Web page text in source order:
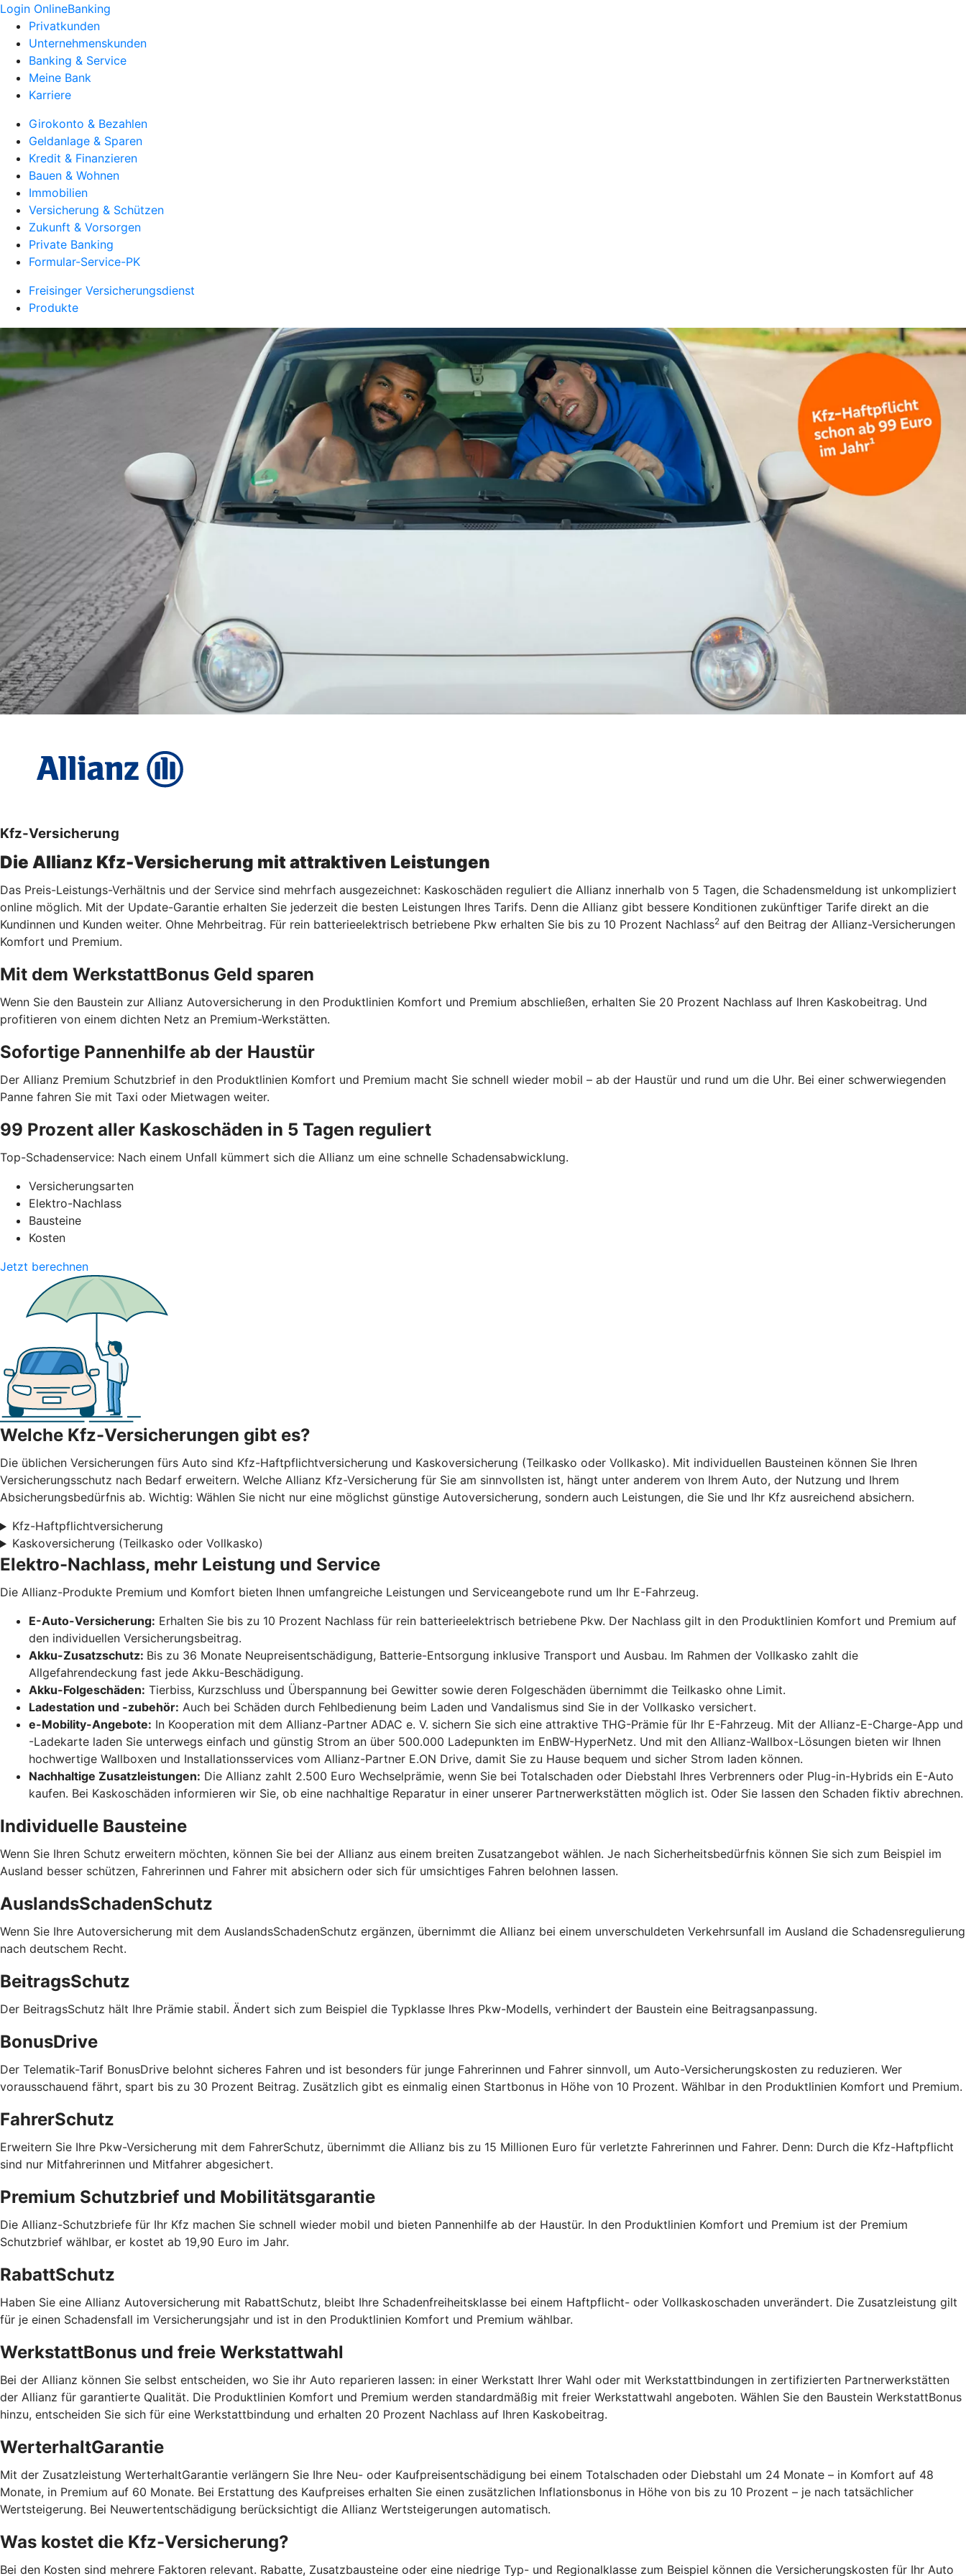
Login OnlineBanking
Privatkunden
Unternehmenskunden
Banking & Service
Meine Bank
Karriere
Girokonto & Bezahlen
Geldanlage & Sparen
Kredit & Finanzieren
Bauen & Wohnen
Immobilien
Versicherung & Schützen
Zukunft & Vorsorgen
Private Banking
Formular-Service-PK
Freisinger Versicherungsdienst
Produkte
Kfz-Versicherung
Die Allianz Kfz-Versicherung mit attraktiven Leistungen
Das Preis-Leistungs-Verhältnis und der Service sind mehrfach ausgezeichnet: Kaskoschäden reguliert die Allianz innerhalb von 5 Tagen, die Schadensmeldung ist unkompliziert
online möglich. Mit der Update-Garantie erhalten Sie jederzeit die besten Leistungen Ihres Tarifs. Denn die Allianz gibt bessere Konditionen zukünftiger Tarife direkt an die
Kundinnen und Kunden weiter. Ohne Mehrbeitrag. Für rein batterieelektrisch betriebene Pkw erhalten Sie bis zu 10 Prozent Nachlass2 auf den Beitrag der Allianz-Versicherungen
Komfort und Premium.
Mit dem WerkstattBonus Geld sparen
Wenn Sie den Baustein zur Allianz Autoversicherung in den Produktlinien Komfort und Premium abschließen, erhalten Sie 20 Prozent Nachlass auf Ihren Kaskobeitrag. Und
profitieren von einem dichten Netz an Premium-Werkstätten.
Sofortige Pannenhilfe ab der Haustür
Der Allianz Premium Schutzbrief in den Produktlinien Komfort und Premium macht Sie schnell wieder mobil – ab der Haustür und rund um die Uhr. Bei einer schwerwiegenden
Panne fahren Sie mit Taxi oder Mietwagen weiter.
99 Prozent aller Kaskoschäden in 5 Tagen reguliert
Top-Schadenservice: Nach einem Unfall kümmert sich die Allianz um eine schnelle Schadensabwicklung.
Versicherungsarten
Elektro-Nachlass
Bausteine
Kosten
Jetzt berechnen
Welche Kfz-Versicherungen gibt es?
Die üblichen Versicherungen fürs Auto sind Kfz-Haftpflichtversicherung und Kaskoversicherung (Teilkasko oder Vollkasko). Mit individuellen Bausteinen können Sie Ihren
Versicherungsschutz nach Bedarf erweitern. Welche Allianz Kfz-Versicherung für Sie am sinnvollsten ist, hängt unter anderem von Ihrem Auto, der Nutzung und Ihrem
Absicherungsbedürfnis ab. Wichtig: Wählen Sie nicht nur eine möglichst günstige Autoversicherung, sondern auch Leistungen, die Sie und Ihr Kfz ausreichend absichern.
Kfz-Haftpflichtversicherung
Kaskoversicherung (Teilkasko oder Vollkasko)
Elektro-Nachlass, mehr Leistung und Service
Die Allianz-Produkte Premium und Komfort bieten Ihnen umfangreiche Leistungen und Serviceangebote rund um Ihr E-Fahrzeug.
E-Auto-Versicherung: Erhalten Sie bis zu 10 Prozent Nachlass für rein batterieelektrisch betriebene Pkw. Der Nachlass gilt in den Produktlinien Komfort und Premium auf
den individuellen Versicherungsbeitrag.
Akku-Zusatzschutz: Bis zu 36 Monate Neupreisentschädigung, Batterie-Entsorgung inklusive Transport und Ausbau. Im Rahmen der Vollkasko zahlt die
Allgefahrendeckung fast jede Akku-Beschädigung.
Akku-Folgeschäden: Tierbiss, Kurzschluss und Überspannung bei Gewitter sowie deren Folgeschäden übernimmt die Teilkasko ohne Limit.
Ladestation und -zubehör: Auch bei Schäden durch Fehlbedienung beim Laden und Vandalismus sind Sie in der Vollkasko versichert.
e-Mobility-Angebote: In Kooperation mit dem Allianz-Partner ADAC e. V. sichern Sie sich eine attraktive THG-Prämie für Ihr E-Fahrzeug. Mit der Allianz-E-Charge-App und
-Ladekarte laden Sie unterwegs einfach und günstig Strom an über 500.000 Ladepunkten im EnBW-HyperNetz. Und mit den Allianz-Wallbox-Lösungen bieten wir Ihnen
hochwertige Wallboxen und Installationsservices vom Allianz-Partner E.ON Drive, damit Sie zu Hause bequem und sicher Strom laden können.
Nachhaltige Zusatzleistungen: Die Allianz zahlt 2.500 Euro Wechselprämie, wenn Sie bei Totalschaden oder Diebstahl Ihres Verbrenners oder Plug-in-Hybrids ein E-Auto
kaufen. Bei Kaskoschäden informieren wir Sie, ob eine nachhaltige Reparatur in einer unserer Partnerwerkstätten möglich ist. Oder Sie lassen den Schaden fiktiv abrechnen.
Individuelle Bausteine
Wenn Sie Ihren Schutz erweitern möchten, können Sie bei der Allianz aus einem breiten Zusatzangebot wählen. Je nach Sicherheitsbedürfnis können Sie sich zum Beispiel im
Ausland besser schützen, Fahrerinnen und Fahrer mit absichern oder sich für umsichtiges Fahren belohnen lassen.
AuslandsSchadenSchutz
Wenn Sie Ihre Autoversicherung mit dem AuslandsSchadenSchutz ergänzen, übernimmt die Allianz bei einem unverschuldeten Verkehrsunfall im Ausland die Schadensregulierung
nach deutschem Recht.
BeitragsSchutz
Der BeitragsSchutz hält Ihre Prämie stabil. Ändert sich zum Beispiel die Typklasse Ihres Pkw-Modells, verhindert der Baustein eine Beitragsanpassung.
BonusDrive
Der Telematik-Tarif BonusDrive belohnt sicheres Fahren und ist besonders für junge Fahrerinnen und Fahrer sinnvoll, um Auto-Versicherungskosten zu reduzieren. Wer
vorausschauend fährt, spart bis zu 30 Prozent Beitrag. Zusätzlich gibt es einmalig einen Startbonus in Höhe von 10 Prozent. Wählbar in den Produktlinien Komfort und Premium.
FahrerSchutz
Erweitern Sie Ihre Pkw-Versicherung mit dem FahrerSchutz, übernimmt die Allianz bis zu 15 Millionen Euro für verletzte Fahrerinnen und Fahrer. Denn: Durch die Kfz-Haftpflicht
sind nur Mitfahrerinnen und Mitfahrer abgesichert.
Premium Schutzbrief und Mobilitätsgarantie
Die Allianz-Schutzbriefe für Ihr Kfz machen Sie schnell wieder mobil und bieten Pannenhilfe ab der Haustür. In den Produktlinien Komfort und Premium ist der Premium
Schutzbrief wählbar, er kostet ab 19,90 Euro im Jahr.
RabattSchutz
Haben Sie eine Allianz Autoversicherung mit RabattSchutz, bleibt Ihre Schadenfreiheitsklasse bei einem Haftpflicht- oder Vollkaskoschaden unverändert. Die Zusatzleistung gilt
für je einen Schadensfall im Versicherungsjahr und ist in den Produktlinien Komfort und Premium wählbar.
WerkstattBonus und freie Werkstattwahl
Bei der Allianz können Sie selbst entscheiden, wo Sie ihr Auto reparieren lassen: in einer Werkstatt Ihrer Wahl oder mit Werkstattbindungen in zertifizierten Partnerwerkstätten
der Allianz für garantierte Qualität. Die Produktlinien Komfort und Premium werden standardmäßig mit freier Werkstattwahl angeboten. Wählen Sie den Baustein WerkstattBonus
hinzu, entscheiden Sie sich für eine Werkstattbindung und erhalten 20 Prozent Nachlass auf Ihren Kaskobeitrag.
WerterhaltGarantie
Mit der Zusatzleistung WerterhaltGarantie verlängern Sie Ihre Neu- oder Kaufpreisentschädigung bei einem Totalschaden oder Diebstahl um 24 Monate – in Komfort auf 48
Monate, in Premium auf 60 Monate. Bei Erstattung des Kaufpreises erhalten Sie einen zusätzlichen Inflationsbonus in Höhe von bis zu 10 Prozent – je nach tatsächlicher
Wertsteigerung. Bei Neuwertentschädigung berücksichtigt die Allianz Wertsteigerungen automatisch.
Was kostet die Kfz-Versicherung?
Bei den Kosten sind mehrere Faktoren relevant. Rabatte, Zusatzbausteine oder eine niedrige Typ- und Regionalklasse zum Beispiel können die Versicherungskosten für Ihr Auto